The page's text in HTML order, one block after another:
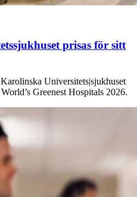
prisas för sitt
Universitets|sjukhuset
Greenest Hospitals 2026.